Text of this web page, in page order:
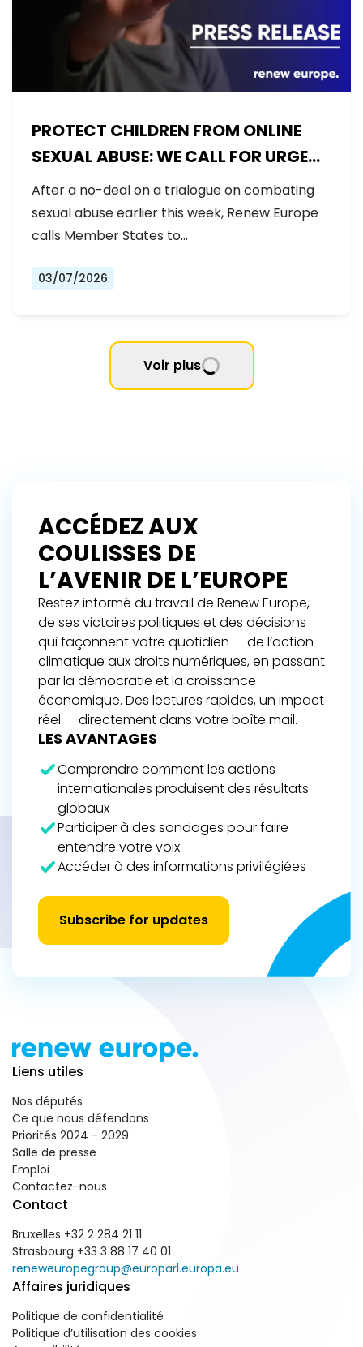
PROTECT CHILDREN FROM ONLINE
SEXUAL ABUSE: WE CALL FOR URGENT
NEGOTIATIONS AND PERMANENT
SOLUTION
After a no-deal on a trialogue on combating
sexual abuse earlier this week, Renew Europe
calls Member States to…
03/07/2026
Voir plus
ACCÉDEZ AUX
COULISSES DE
L’AVENIR DE L’EUROPE
Restez informé du travail de Renew Europe,
de ses victoires politiques et des décisions
qui façonnent votre quotidien — de l’action
climatique aux droits numériques, en passant
par la démocratie et la croissance
économique. Des lectures rapides, un impact
réel — directement dans votre boîte mail.
LES AVANTAGES
Comprendre comment les actions
internationales produisent des résultats
globaux
Participer à des sondages pour faire
entendre votre voix
Accéder à des informations privilégiées
Subscribe for updates
Liens utiles
Nos députés
Ce que nous défendons
Priorités 2024 - 2029
Salle de presse
Emploi
Contactez-nous
Contact
Bruxelles +32 2 284 21 11
Strasbourg +33 3 88 17 40 01
reneweuropegroup@europarl.europa.eu
Affaires juridiques
Politique de confidentialité
Politique d’utilisation des cookies